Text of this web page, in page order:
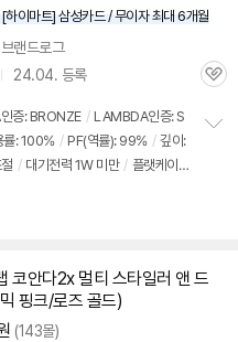
이마트] 삼성카드 / 무이자 최대 6개월
브랜드로그
24.04. 등록
관
증: BRONZE / LAMBDA인증: S
률: 100% / PF(역률): 99% / 깊이:
/ 대기전력 1W 미만 / 플랫케이
코안다2x 멀티 스타일러 앤 드
핑크/로즈 골드)
(143몰)